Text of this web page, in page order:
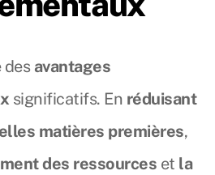
des avantages
significatifs. En réduisant
matières premières,
des ressources et la